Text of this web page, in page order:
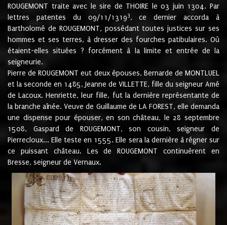
ROUGEMONT traite avec le sire de THOIRE le 03 juin 1304. Par
lettres patentes du 09/11/13193, ce dernier accorda à
Bartholomé de ROUGEMONT, possédant toutes justices sur ses
hommes et ses terres, à dresser des fourches patibulaires. Où
étaient-elles situées ? forcément à la limite et entrée de la
seigneurie.
Pierre de ROUGEMONT eut deux épouses, Bernarde de MONTLUEL
et la seconde en 1485, Jeanne de VILLETTE, fille du seigneur Amé
de Lacoux. Henriette, leur fille, fut la dernière représentante de
la branche aînée. Veuve de Guillaume de LA FOREST, elle demanda
une dispense pour épouser, en son château, le 28 septembre
1508, Gaspard de ROUGEMONT, son cousin, seigneur de
Pierrecloux... Elle teste en 1555. Elle sera la dernière à régner sur
ce puissant château. Les de ROUGEMONT continuèrent en
Bresse, seigneur de Vernaux.